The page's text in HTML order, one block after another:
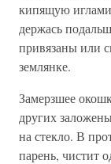
кипящую
держась
привязаны или
землянке.
Замерзшее
других
на стекло. В
парень, чистит